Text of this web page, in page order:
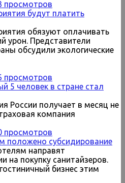
просмотров
будут платить
обязуют оплачивать
урон. Представители
обсудили экологические
просмотров
5 человек в стране стал
России получает в месяц не
компания
просмотров
положено субсидирование
направят
на покупку санитайзеров.
бизнес этим